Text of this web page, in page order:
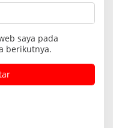
saya pada
berikutnya.